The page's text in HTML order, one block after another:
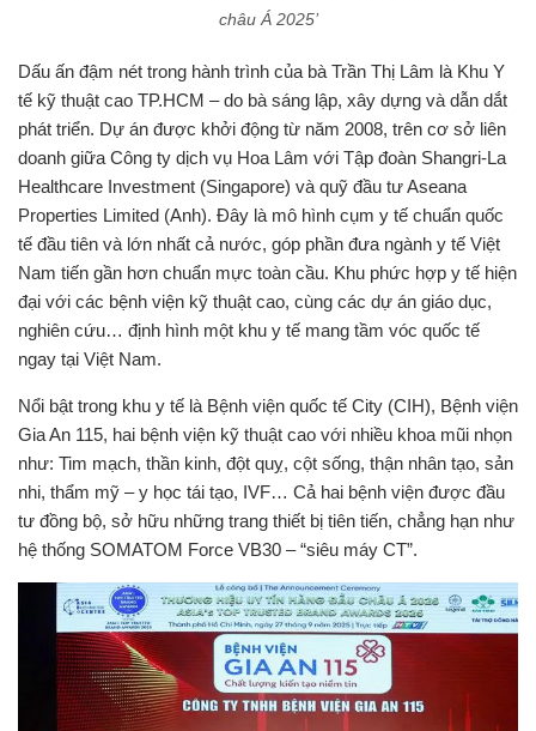
châu Á 2025’
Dấu ấn đậm nét trong hành trình của bà Trần Thị Lâm là Khu Y
tế kỹ thuật cao TP.HCM – do bà sáng lập, xây dựng và dẫn dắt
phát triển. Dự án được khởi động từ năm 2008, trên cơ sở liên
doanh giữa Công ty dịch vụ Hoa Lâm với Tập đoàn Shangri-La
Healthcare Investment (Singapore) và quỹ đầu tư Aseana
Properties Limited (Anh). Đây là mô hình cụm y tế chuẩn quốc
tế đầu tiên và lớn nhất cả nước, góp phần đưa ngành y tế Việt
Nam tiến gần hơn chuẩn mực toàn cầu. Khu phức hợp y tế hiện
đại với các bệnh viện kỹ thuật cao, cùng các dự án giáo dục,
nghiên cứu… định hình một khu y tế mang tầm vóc quốc tế
ngay tại Việt Nam.
Nổi bật trong khu y tế là Bệnh viện quốc tế City (CIH), Bệnh viện
Gia An 115, hai bệnh viện kỹ thuật cao với nhiều khoa mũi nhọn
như: Tim mạch, thần kinh, đột quỵ, cột sống, thận nhân tạo, sản
nhi, thẩm mỹ – y học tái tạo, IVF… Cả hai bệnh viện được đầu
tư đồng bộ, sở hữu những trang thiết bị tiên tiến, chẳng hạn như
hệ thống SOMATOM Force VB30 – “siêu máy CT”.